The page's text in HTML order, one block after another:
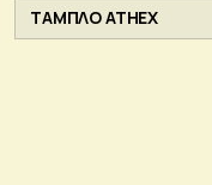
ΤΑΜΠΛΟ ATHEX